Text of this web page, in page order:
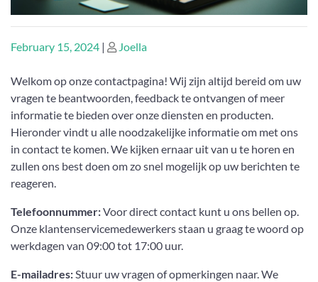
Posted
February 15, 2024 | Posted
Joella
Welkom op onze contactpagina! Wij zijn altijd bereid om uw
vragen te beantwoorden, feedback te ontvangen of meer
informatie te bieden over onze diensten en producten.
Hieronder vindt u alle noodzakelijke informatie om met ons
in contact te komen. We kijken ernaar uit van u te horen en
zullen ons best doen om zo snel mogelijk op uw berichten te
reageren.
Telefoonnummer:Voor direct contact kunt u ons bellen op.
Onze klantenservicemedewerkers staan u graag te woord op
werkdagen van 09:00 tot 17:00 uur.
E-mailadres:Stuur uw vragen of opmerkingen naar. We